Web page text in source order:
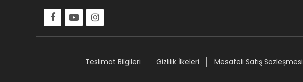
Teslimat Bilgileri Gizlilik İlkeleri Mesafeli Satış Sözleşmesi